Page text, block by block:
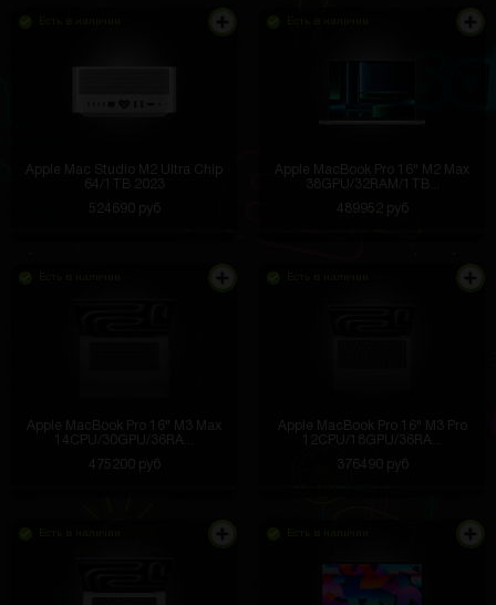
Apple Mac Studio M2 Ultra Chip
64/1TB 2023
524690 руб
Apple MacBook Pro 16" M2 Max
38GPU/32RAM/1TB...
489952 руб
Apple MacBook Pro 16" M3 Max
14CPU/30GPU/36RA...
475200 руб
Apple MacBook Pro 16" M3 Pro
12CPU/18GPU/36RA...
376490 руб